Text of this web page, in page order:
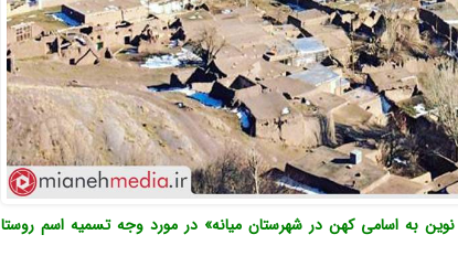
به اسامی کهن در شهرستان میانه» در مورد وجه تسمیه اسم روستا